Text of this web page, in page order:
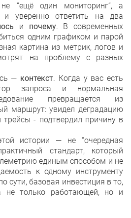
“ещё один мониторинг”, а
и уверенно ответить на два
и почему. В современных
одним графиком и парой
картина из метрик, логов и
на проблему с разных
— контекст. Когда у вас есть
запроса и нормальная
превращается из
маршрут: увидел деградацию
- подтвердил причину в
истории — не “очередная
стандарт, который
единым способом и не
к одному инструменту
сути, базовая инвестиция в то,
не только работающей, но и